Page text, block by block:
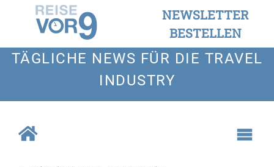
NEWSLETTER
BESTELLEN
TÄGLICHE NEWS FÜR DIE TRAVEL
INDUSTRY